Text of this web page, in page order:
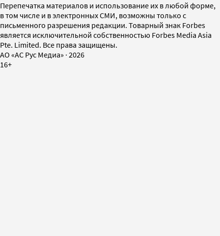
Перепечатка материалов и использование их в любой форме,
в том числе и в электронных СМИ, возможны только с
письменного разрешения редакции. Товарный знак Forbes
является исключительной собственностью Forbes Media Asia
Pte. Limited. Все права защищены.
AO «АС Рус Медиа» · 2026
16+